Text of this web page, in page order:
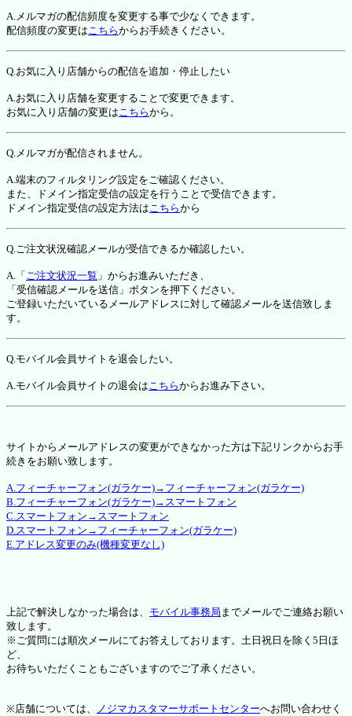
A.メルマガの配信頻度を変更する事で少なくできます。
配信頻度の変更はこちらからお手続きください。
Q.お気に入り店舗からの配信を追加・停止したい
A.お気に入り店舗を変更することで変更できます。
お気に入り店舗の変更はこちらから。
Q.メルマガが配信されません。
A.端末のフィルタリング設定をご確認ください。
また、ドメイン指定受信の設定を行うことで受信できます。
ドメイン指定受信の設定方法はこちらから
Q.ご注文状況確認メールが受信できるか確認したい。
A.「 ご注文状況一覧 」からお進みいただき、
「受信確認メールを送信」ボタンを押下ください。
ご登録いただいているメールアドレスに対して確認メールを送信致しま
す。
Q.モバイル会員サイトを退会したい。
A.モバイル会員サイトの退会はこちらからお進み下さい。
サイトからメールアドレスの変更ができなかった方は下記リンクからお手
続きをお願い致します。
A.フィーチャーフォン(ガラケー)→フィーチャーフォン(ガラケー)
B.フィーチャーフォン(ガラケー)→スマートフォン
C.スマートフォン→スマートフォン
D.スマートフォン→フィーチャーフォン(ガラケー)
E.アドレス変更のみ(機種変更なし)
上記で解決しなかった場合は、 モバイル事務局 までメールでご連絡お願い
致します。
※ご質問には順次メールにてお答えしております。土日祝日を除く5日ほ
ど、
お待ちいただくこともございますのでご了承ください。
※店舗については、 ノジマカスタマーサポートセンターへお問い合わせく